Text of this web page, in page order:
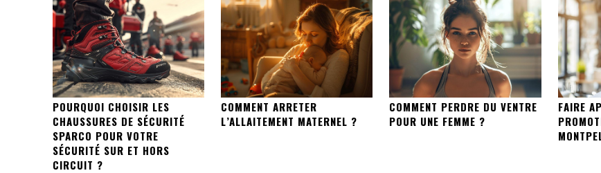
POURQUOI CHOISIR LES
CHAUSSURES DE SÉCURITÉ
SPARCO POUR VOTRE
SÉCURITÉ SUR ET HORS
CIRCUIT ?
COMMENT ARRETER
L’ALLAITEMENT MATERNEL ?
COMMENT PERDRE DU VENTRE
POUR UNE FEMME ?
FAIRE